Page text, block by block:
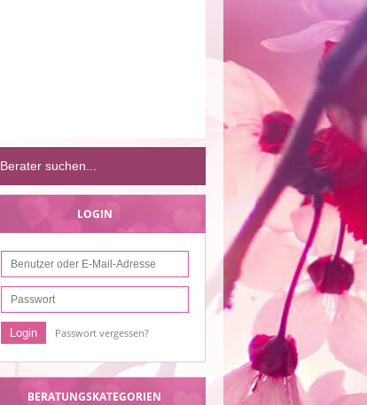
LOGIN
Passwort vergessen?
BERATUNGSKATEGORIEN